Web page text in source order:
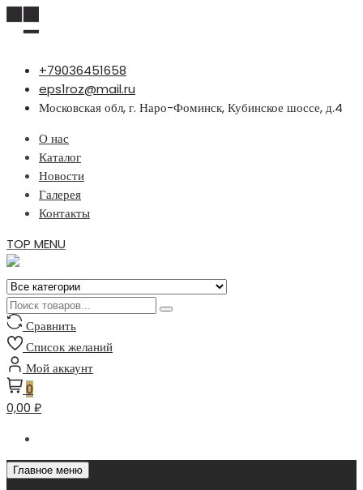
Перейти
содержимому
+79036451658
eps1roz@mail.ru
Московская обл, г. Наро-Фоминск, Кубинское шоссе, д.4
О нас
Каталог
Новости
Галерея
Контакты
TOP MENU
Сравнить
Список желаний
Мой аккаунт
0
0,00 ₽
Главное меню